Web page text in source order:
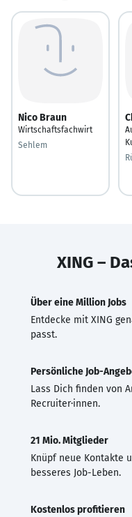
Nico Braun
Wirtschaftsfachwirt
Sehlem
XING –
Über eine Million Jobs
Entdecke mit XING
passt.
Persönliche Job-
Lass Dich finden von
Recruiter·innen.
21 Mio. Mitglieder
Knüpf neue Kontakte
besseres Job-Leben.
Kostenlos profitieren